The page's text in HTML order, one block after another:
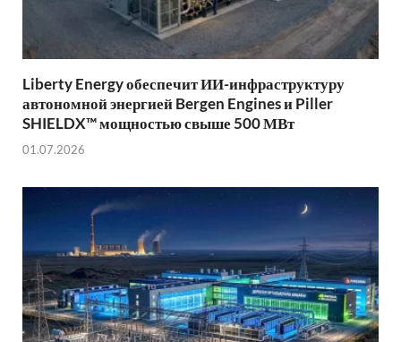
Liberty Energy обеспечит ИИ-инфраструктуру
автономной энергией Bergen Engines и Piller
SHIELDX™ мощностью свыше 500 МВт
01.07.2026